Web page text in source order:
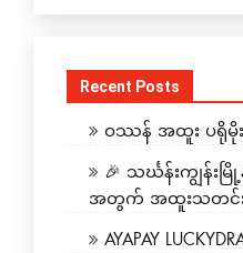
Recent Posts
ဝဿန် အထူး ပရိုမိုး
🎉 သင်္ဃန်းကျွန်းမြို့
အတွက် အထူးသတင်း
AYAPAY